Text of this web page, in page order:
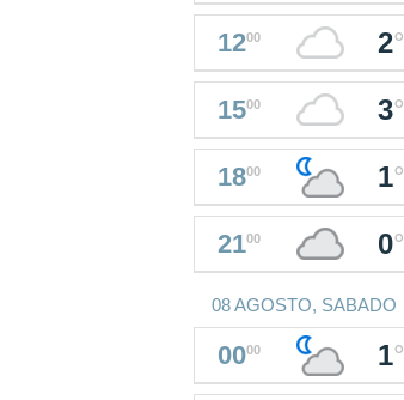
1200 2°
1500 3°
1800 1°
2100 0°
08 AGOSTO, SABADO
0000 1°